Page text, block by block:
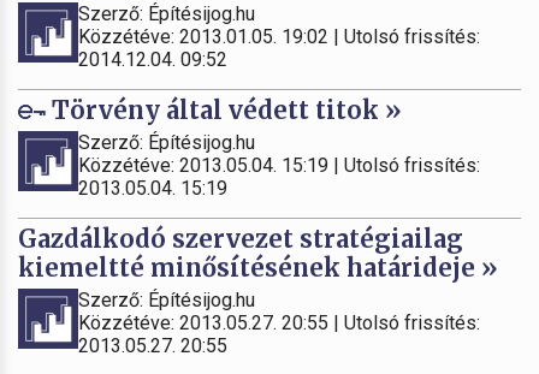
Szerző: Építésijog.hu
Közzétéve: 2013.01.05. 19:02 | Utolsó frissítés:
2014.12.04. 09:52
Törvény által védett titok »
Szerző: Építésijog.hu
Közzétéve: 2013.05.04. 15:19 | Utolsó frissítés:
2013.05.04. 15:19
Gazdálkodó szervezet stratégiailag
kiemeltté minősítésének határideje »
Szerző: Építésijog.hu
Közzétéve: 2013.05.27. 20:55 | Utolsó frissítés:
2013.05.27. 20:55